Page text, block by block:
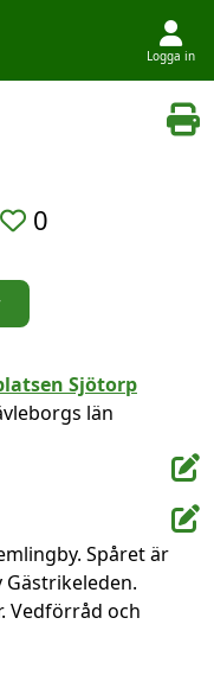
Logga in
0
län
Spåret är
Gästrikeleden.
Vedförråd och